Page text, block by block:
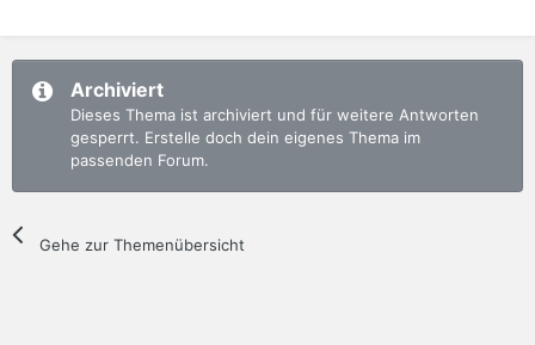
Archiviert
Dieses Thema ist archiviert und für weitere Antworten
gesperrt. Erstelle doch dein eigenes Thema im
passenden Forum.
Gehe zur Themenübersicht